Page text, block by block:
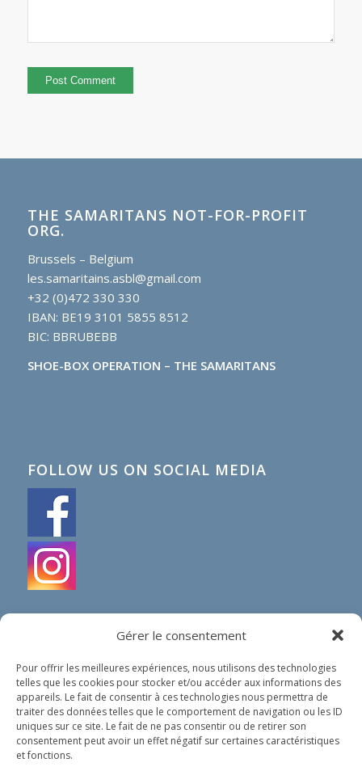
Gérer le consentement
Pour offrir les meilleures expériences, nous utilisons des technologies
telles que les cookies pour stocker et/ou accéder aux informations des
appareils. Le fait de consentir à ces technologies nous permettra de
traiter des données telles que le comportement de navigation ou les ID
uniques sur ce site. Le fait de ne pas consentir ou de retirer son
consentement peut avoir un effet négatif sur certaines caractéristiques
et fonctions.
THE SAMARITANS NOT-FOR-PROFIT
ORG.
Brussels – Belgium
les.samaritains.asbl@gmail.com
+32 (0)472 330 330
IBAN: BE19 3101 5855 8512
BIC: BBRUBEBB
SHOE-BOX OPERATION – THE SAMARITANS
FOLLOW US ON SOCIAL MEDIA
IN SHORT
Our organization does not spread any political nor
religious ideology. Our only goal is to help people in
need, whoever they are and wherever they come